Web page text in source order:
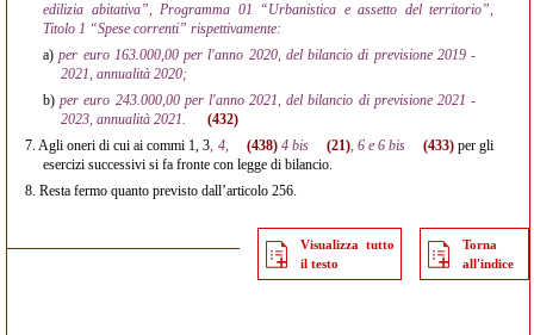
edilizia abitativa”, Programma 01 “Urbanistica e assetto del territorio”,
Titolo 1 “Spese correnti” rispettivamente:
a)per euro 163.000,00 per l'anno 2020, del bilancio di previsione 2019 -
2021, annualità 2020;
b)per euro 243.000,00 per l'anno 2021, del bilancio di previsione 2021 -
2023, annualità 2021.
(432)
7. Agli oneri di cui ai commi 1, 3, 4, (438)4 bis (21), 6 e 6 bis (433)per gli
esercizi successivi si fa fronte con legge di bilancio.
8. Resta fermo quanto previsto dall’articolo 256.
Visualizza tutto
il testo
Torna
all'indice